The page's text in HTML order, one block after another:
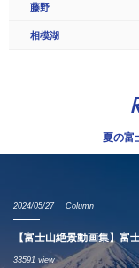
藤野
相模湖
夏の富
2024/05/27 Column
【富士山絶景動画集】富
33591 view